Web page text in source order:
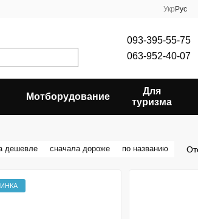
Укр Рус
093-395-55-75
063-952-40-07
Мотборудование
Для
туризма
дешевле сначала дороже по названию